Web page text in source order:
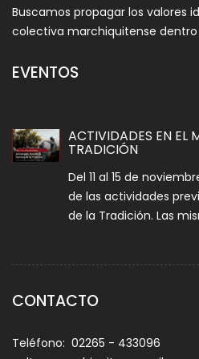
n
a
d
Buscamos propagar los valores
colectiva marchiquitense
EVENTOS
ACTIVIDADES EN EL
TRADICIÓN
Del 11 al 15 de
de las actividades
de la Tradición. Las
CONTACTO
Teléfono: 02265 - 433096